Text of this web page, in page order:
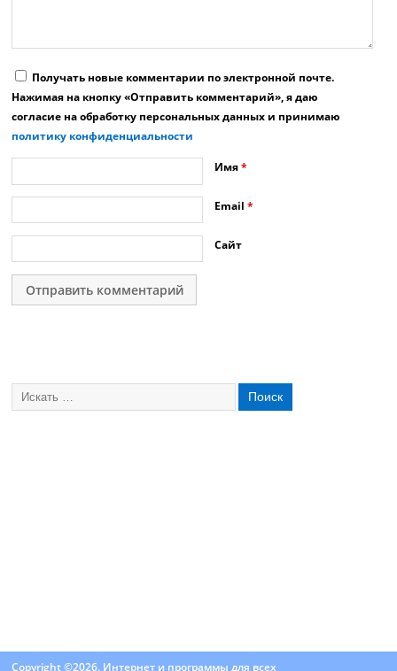
Получать новые комментарии по электронной почте.
Нажимая на кнопку «Отправить комментарий», я даю
согласие на обработку персональных данных и принимаю
политику конфиденциальности
Имя*
Email*
Сайт
Copyright ©2026. Интернет и программы для всех